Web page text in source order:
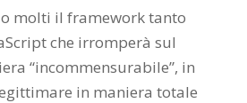
molti il framework tanto
che irromperà sul
“incommensurabile”, in
in maniera totale